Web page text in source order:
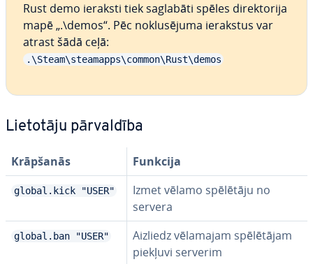
Rust demo ieraksti tiek saglabāti spēles di­rek­to­ri­ja
mapē „.\demos“. Pēc no­klu­sē­ju­ma ierakstus var
atrast šādā ceļā:
.\Steam\steamapps\common\Rust\demos
Lietotāju pār­val­dī­ba
Krāpšanās Funkcija
global.kick "USER"
Izmet vēlamo spēlētāju no
servera
global.ban "USER"
Aizliedz vēlamajam spē­lē­tā­jam
piekļuvi serverim